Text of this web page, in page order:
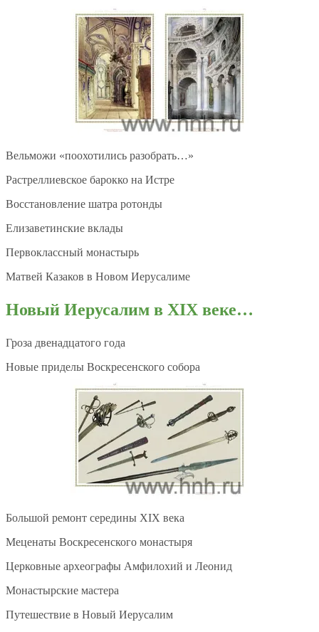
Вельможи «поохотились разобрать…»
Растреллиевское барокко на Истре
Восстановление шатра ротонды
Елизаветинские вклады
Первоклассный монастырь
Матвей Казаков в Новом Иерусалиме
Новый Иерусалим в XIX веке…
Гроза двенадцатого года
Новые приделы Воскресенского собора
Большой ремонт середины XIX века
Меценаты Воскресенского монастыря
Церковные археографы Амфилохий и Леонид
Монастырские мастера
Путешествие в Новый Иерусалим